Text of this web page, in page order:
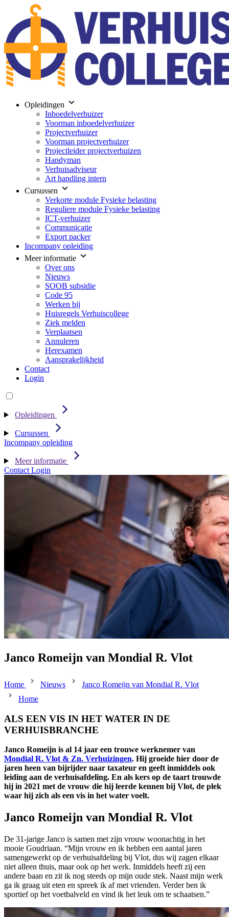
Opleidingen
Inboedelverhuizer
Voorman inboedelverhuizer
Projectverhuizer
Voorman projectverhuizer
Projectleider projectverhuizen
Handyman
Verhuisadviseur
Art handling intern
Cursussen
Verkorte module Fysieke belasting
Reguliere module Fysieke belasting
ICT-verhuizer
Communicatie
Export packer
Incompany opleiding
Meer informatie
Over ons
Nieuws
SOOB subsidie
Code 95
Werken bij
Huisregels Verhuiscollege
Ziek melden
Verplaatsen
Annuleren
Herexamen
Aansprakelijkheid
Contact
Login
Opleidingen
Cursussen
Incompany opleiding
Meer informatie
Contact Login
Janco Romeijn van Mondial R. Vlot
Home Nieuws
Janco Romeijn van Mondial R. Vlot
Home
ALS EEN VIS IN HET WATER IN DE
VERHUISBRANCHE
Janco Romeijn is al 14 jaar een trouwe werknemer van
Mondial R. Vlot & Zn. Verhuizingen. Hij groeide hier door de
jaren heen van bijrijder naar taxateur en geeft inmiddels ook
leiding aan de verhuisafdeling. En als kers op de taart trouwde
hij in 2021 met de vrouw die hij leerde kennen bij Vlot, de plek
waar hij zich als een vis in het water voelt.
Janco Romeijn van Mondial R. Vlot
De 31-jarige Janco is samen met zijn vrouw woonachtig in het
mooie Goudriaan. “Mijn vrouw en ik hebben een aantal jaren
samengewerkt op de verhuisafdeling bij Vlot, dus wij zagen elkaar
niet alleen thuis, maar ook op het werk. Inmiddels heeft zij een
andere baan en zit ik nog steeds op mijn oude stek. Naast mijn werk
ga ik graag uit eten en spreek ik af met vrienden. Verder ben ik
sportief op het voetbalveld en vind ik het leuk om te schaatsen.”